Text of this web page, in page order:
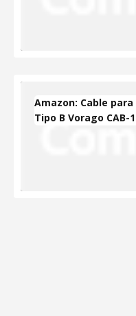
Amazon: Cable para
Tipo B Vorago